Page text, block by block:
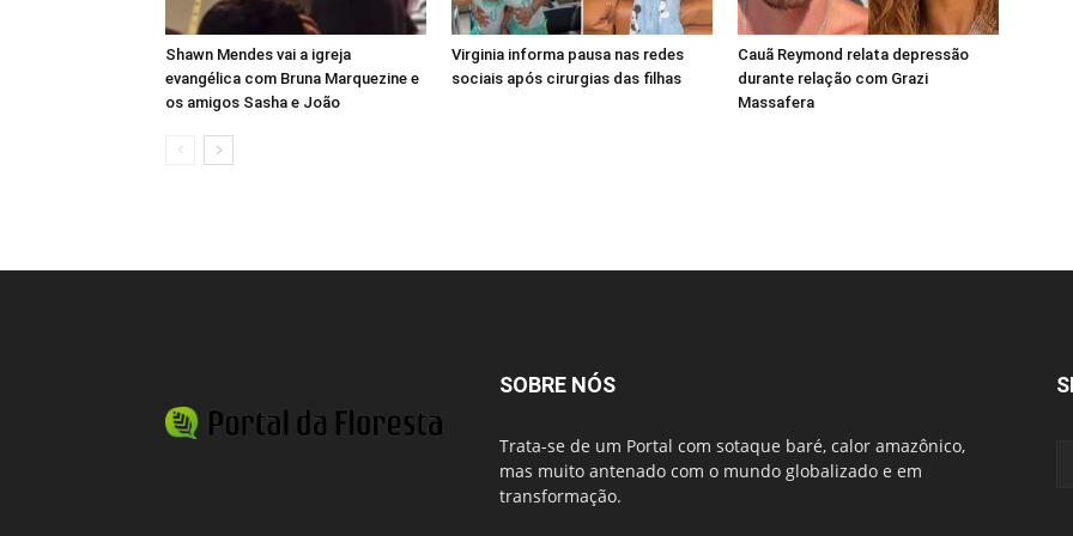
Shawn Mendes vai a igreja
evangélica com Bruna Marquezine e
os amigos Sasha e João
Virginia informa pausa nas redes
sociais após cirurgias das filhas
Cauã Reymond relata depressão
durante relação com Grazi
Massafera
SOBRE NÓS
Trata-se de um Portal com sotaque baré, calor amazônico,
mas muito antenado com o mundo globalizado e em
transformação.